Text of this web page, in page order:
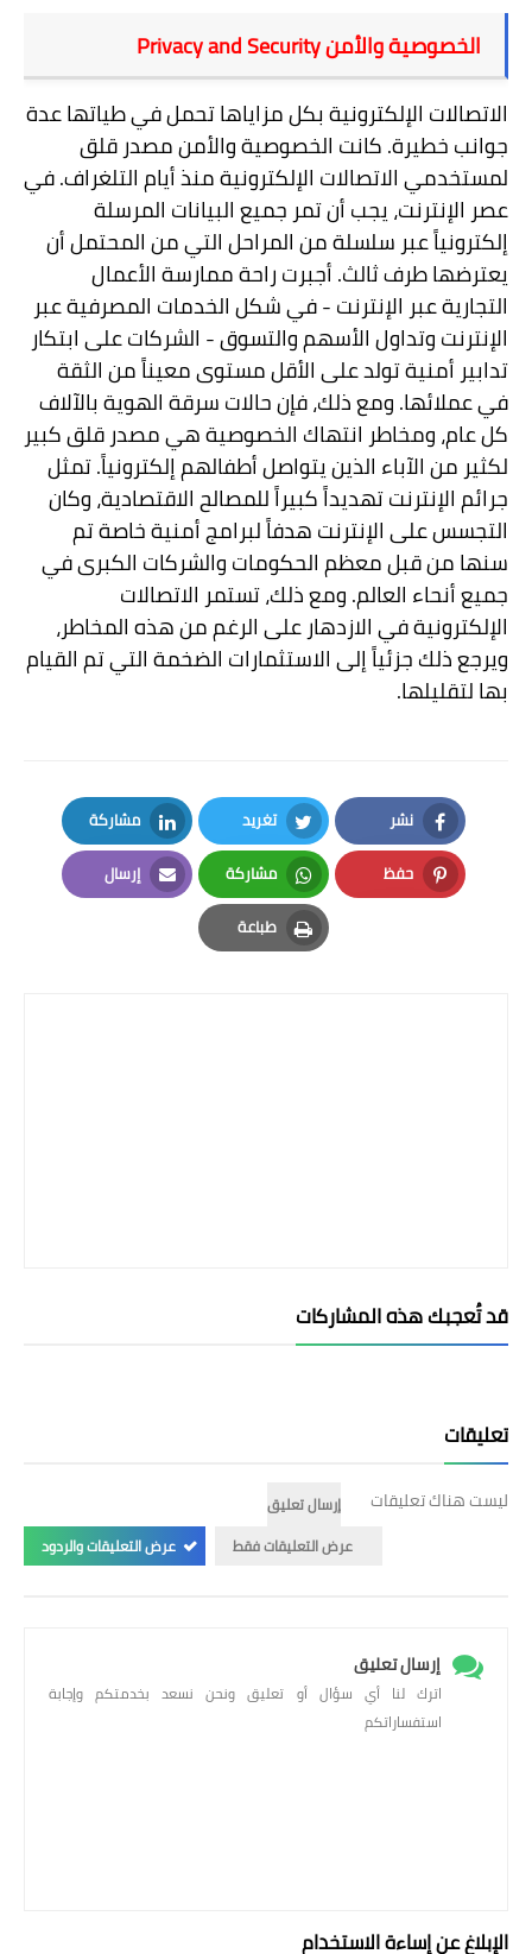
الخصوصية والأمنPrivacy and Security
الاتصالات الإلكترونية بكل مزاياها تحمل في طياتها عدة
جوانب خطيرة. كانت الخصوصية والأمن مصدر قلق
لمستخدمي الاتصالات الإلكترونية منذ أيام التلغراف. في
عصر الإنترنت، يجب أن تمر جميع البيانات المرسلة
إلكترونياً عبر سلسلة من المراحل التي من المحتمل أن
يعترضها طرف ثالث. أجبرت راحة ممارسة الأعمال
التجارية عبر الإنترنت - في شكل الخدمات المصرفية عبر
الإنترنت وتداول الأسهم والتسوق - الشركات على ابتكار
تدابير أمنية تولد على الأقل مستوى معيناً من الثقة
في عملائها. ومع ذلك، فإن حالات سرقة الهوية بالآلاف
كل عام، ومخاطر انتهاك الخصوصية هي مصدر قلق كبير
لكثير من الآباء الذين يتواصل أطفالهم إلكترونياً. تمثل
جرائم الإنترنت تهديداً كبيراً للمصالح الاقتصادية، وكان
التجسس على الإنترنت هدفاً لبرامج أمنية خاصة تم
سنها من قبل معظم الحكومات والشركات الكبرى في
جميع أنحاء العالم. ومع ذلك، تستمر الاتصالات
الإلكترونية في الازدهار على الرغم من هذه المخاطر،
ويرجع ذلك جزئياً إلى الاستثمارات الضخمة التي تم القيام
بها لتقليلها.
نشر
Facebook
تغريد
Twitter
مشاركة
LinkedIn
حفظ
Pinterest
مشاركة
Whatsapp
إرسال
Email
طباعة
Print
قد تُعجبك هذه المشاركات
تعليقات
ليست هناك تعليقات
إرسال تعليق
عرض التعليقات فقط
عرض التعليقات والردود
إرسال تعليق
اترك لنا أي سؤال أو تعليق ونحن نسعد بخدمتكم وإجابة
استفساراتكم
الإبلاغ عن إساءة الاستخدام